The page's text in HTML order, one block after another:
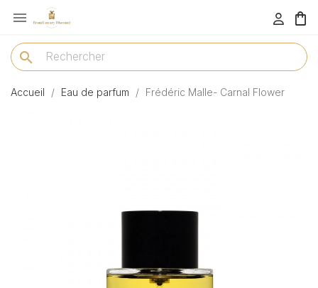
menu 
search
Accueil Eau de parfum Frédéric Malle- Carnal Flower